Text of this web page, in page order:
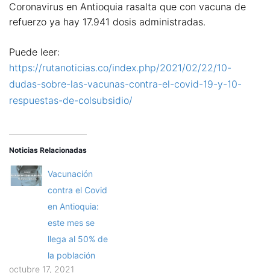
Coronavirus en Antioquia rasalta que con vacuna de
refuerzo ya hay 17.941 dosis administradas.
Puede leer:
https://rutanoticias.co/index.php/2021/02/22/10-
dudas-sobre-las-vacunas-contra-el-covid-19-y-10-
respuestas-de-colsubsidio/
Noticias Relacionadas
Vacunación
contra el Covid
en Antioquia:
este mes se
llega al 50% de
la población
octubre 17, 2021